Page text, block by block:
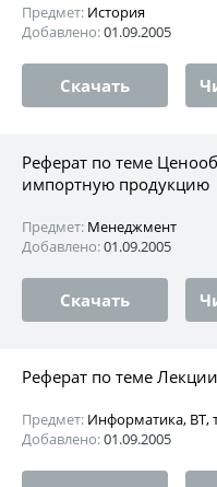
Предмет: История
Добавлено:01.09.2005
Скачать
Реферат по теме
импортную продукцию
Предмет: Менеджмент
Добавлено:01.09.2005
Скачать
Реферат по теме
Предмет: Информатика, ВТ,
Добавлено:01.09.2005